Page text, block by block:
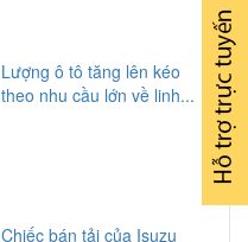
Lượng ô tô tăng lên kéo
theo nhu cầu lớn về linh...
Chiếc bán tải của Isuzu